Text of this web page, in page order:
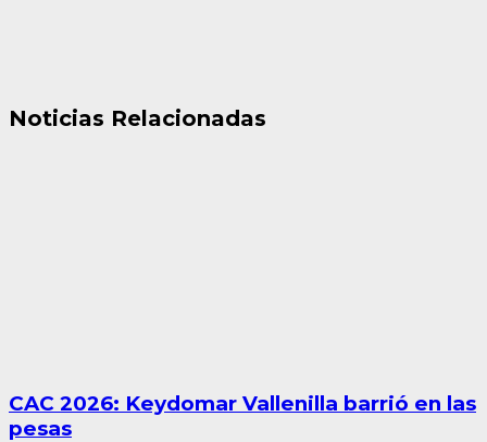
Noticias Relacionadas
CAC 2026: Keydomar Vallenilla barrió en las
pesas